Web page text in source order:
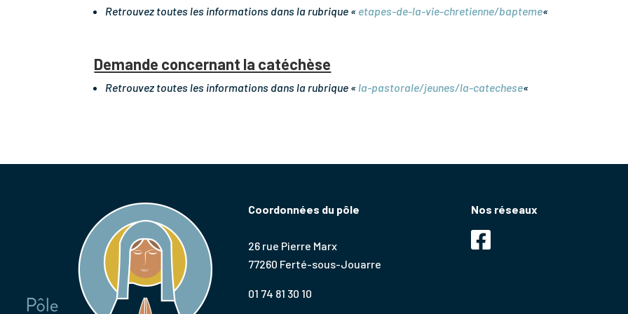
Retrouvez toutes les informations dans la rubrique « etapes-de-la-vie-chretienne/bapteme«
Demande concernant la catéchèse
Retrouvez toutes les informations dans la rubrique « la-pastorale/jeunes/la-catechese«
Coordonnées du pôle
26 rue Pierre Marx
77260 Ferté-sous-Jouarre
01 74 81 30 10
Nos réseaux